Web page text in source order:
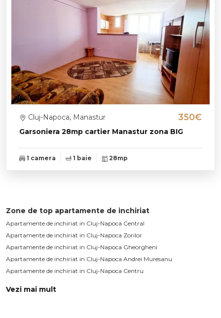
Garsoniera 28mp cartier Manastur zona BIG
Cluj-Napoca, Manastur 350€
1 camera 1 baie 28mp
Zone de top apartamente de inchiriat
Apartamente de inchiriat in Cluj-Napoca Central
Apartamente de inchiriat in Cluj-Napoca Zorilor
Apartamente de inchiriat in Cluj-Napoca Gheorgheni
Apartamente de inchiriat in Cluj-Napoca Andrei Muresanu
Apartamente de inchiriat in Cluj-Napoca Centru
Vezi mai mult